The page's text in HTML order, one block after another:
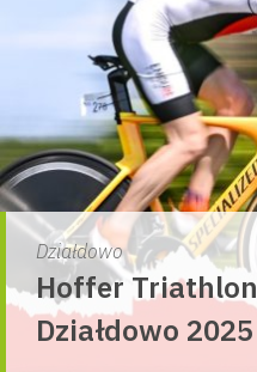
Działdowo
Hoffer Triathlon
Działdowo 2025